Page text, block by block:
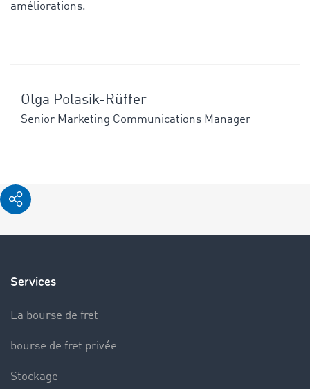
améliorations.
Olga Polasik-Rüffer
Senior Marketing Communications Manager
Services
La bourse de fret
bourse de fret privée
Stockage